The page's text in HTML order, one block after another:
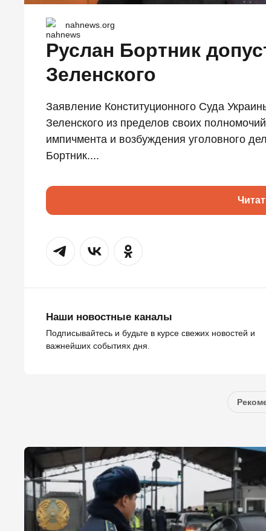
nahnews.org
Руслан Бортник
Зеленского
Заявление Конституционного Суда
Зеленского из пределов своих
импичмента и возбуждения уголовного
Бортник....
Наши новостные каналы
Подписывайтесь и будьте в курсе свежих новостей и
важнейших событиях дня.